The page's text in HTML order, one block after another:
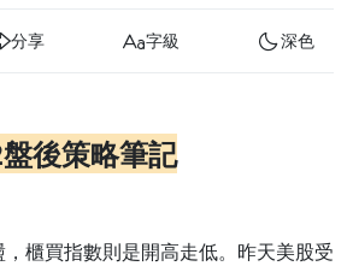
分享 字級 深色
盤後策略筆記
櫃買指數則是開高走低。昨天美股受
2.0x
1.5x
1.0x